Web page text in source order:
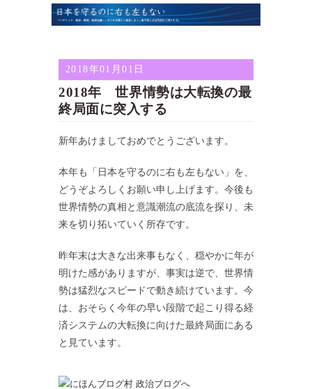
2018年01月01日
2018年 世界情勢は大転換の最
終局面に突入する
新年あけましておめでとうございます。
本年も「日本を守るのに右も左もない」を、
どうぞよろしくお願い申し上げます。今後も
世界情勢の真相と意識潮流の底流を探り、未
来を切り拓いていく所存です。
昨年末は大きな出来事もなく、穏やかに年が
明けた感がありますが、事実は逆で、世界情
勢は猛烈なスピードで動き続けています。今
は、おそらく今年の早い段階で起こり得る経
済システムの大転換に向けた最終局面にある
と見ています。